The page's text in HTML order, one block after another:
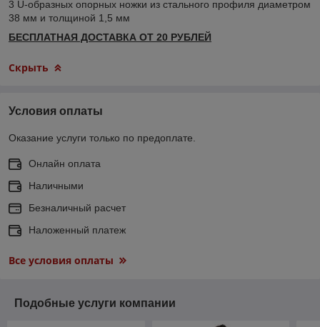
3 U-образных опорных ножки из стального профиля диаметром
38 мм и толщиной 1,5 мм
БЕСПЛАТНАЯ ДОСТАВКА ОТ 20 РУБЛЕЙ
Скрыть
Условия оплаты
Оказание услуги только по предоплате.
Онлайн оплата
Наличными
Безналичный расчет
Наложенный платеж
Все условия оплаты
Подобные услуги компании